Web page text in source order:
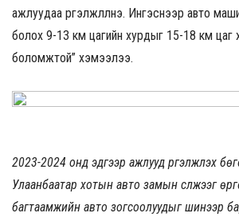
ажлуудаа үргэлжлүүлнэ. Ингэснээр авто
болох 9-13 км цагийн хурдыг 15-18 км цаг
боломжтой” хэмээлээ.
2023-2024 онд эдгээр ажлууд үргэлжлэх
Улаанбаатар хотын авто замын сүлжээг
багтаамжийн авто зогсоолуудыг шинээр